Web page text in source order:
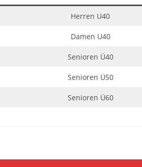
Herren U40
Damen U40
Senioren Ü40
Senioren Ü50
Senioren Ü60